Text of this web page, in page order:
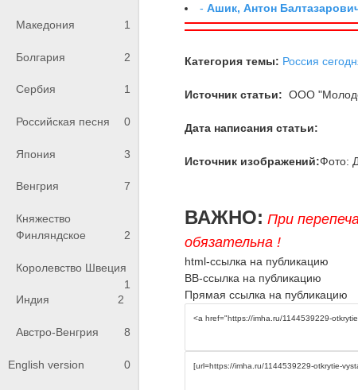
Македония 1
Болгария 2
Сербия 1
Российская песня 0
Япония 3
Венгрия 7
Княжество
Финляндское
2
Королевство Швеция
1
Индия
2
Австро-Венгрия 8
English version 0
-Ашик, Антон
Категория темы: Россия
Источник статьи: ООО
Дата написания статьи:
Источник изображений:Фото:
ВАЖНО: При
обязательна !
html-ссылка на публикацию
BB-ссылка на публикацию
Прямая ссылка на публикацию